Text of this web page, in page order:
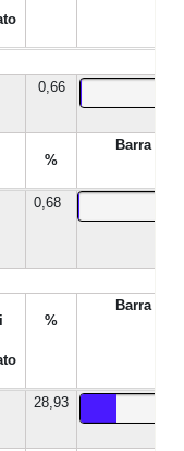
0,66
%
Barra %
0,68
%
Barra %
28,93